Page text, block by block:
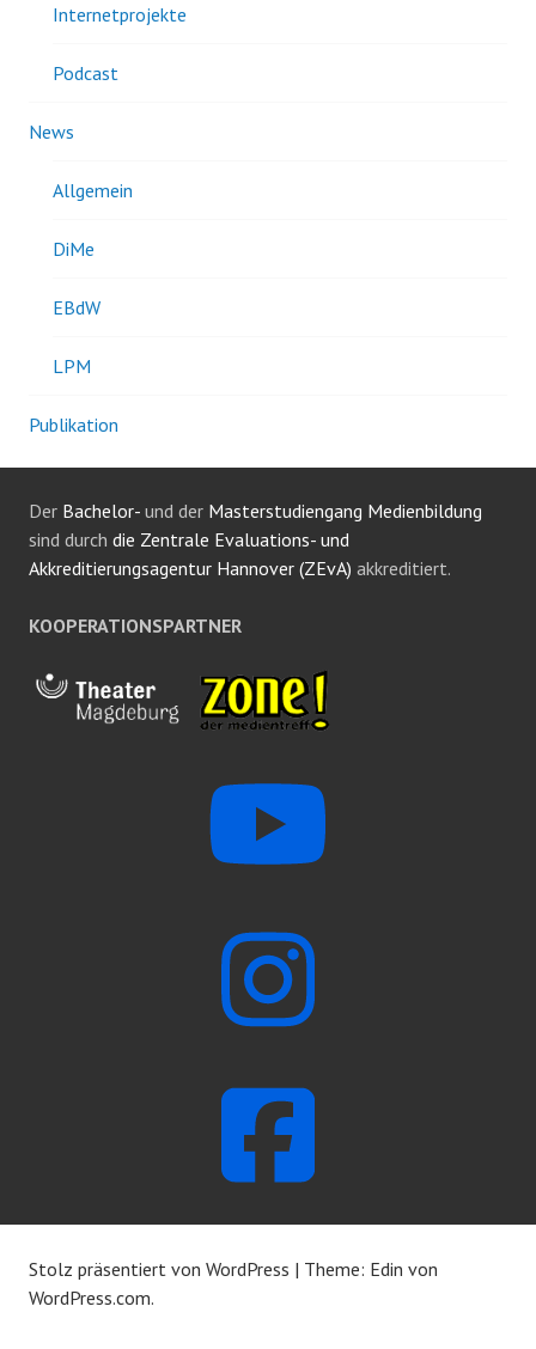
Internetprojekte
Podcast
News
Allgemein
DiMe
EBdW
LPM
Publikation
Der Bachelor- und der Masterstudiengang Medienbildung
sind durch die Zentrale Evaluations- und
Akkreditierungsagentur Hannover (ZEvA) akkreditiert.
KOOPERATIONSPARTNER
Stolz präsentiert von WordPress | Theme: Edin von
WordPress.com.